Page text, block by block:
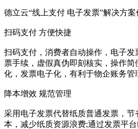
德立云“线上支付 电子发票”解决方案
扫码支付 方便快捷
扫码支付，消费者自动操作，电子
票手续，虚假真伪即刻核实，操作简
化，发票电子化，有利于物企账务管
降本增效 规范管理
采用电子发票代替纸质普通发票，
本，减少纸质资源浪费;通过发票平